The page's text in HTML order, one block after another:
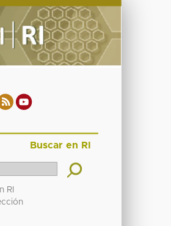
Buscar en RI
RI